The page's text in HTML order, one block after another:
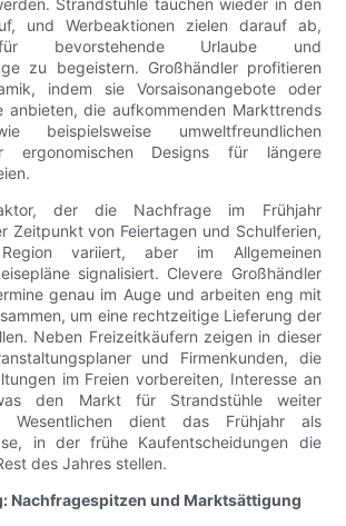
Strandstühle tauchen wieder in den
und Werbeaktionen zielen darauf ab,
bevorstehende Urlaube und
zu begeistern. Großhändler profitieren
indem sie Vorsaisonangebote oder
anbieten, die aufkommenden Markttrends
beispielsweise umweltfreundlichen
ergonomischen Designs für längere
der die Nachfrage im Frühjahr
Zeitpunkt von Feiertagen und Schulferien,
variiert, aber im Allgemeinen
signalisiert. Clevere Großhändler
genau im Auge und arbeiten eng mit
um eine rechtzeitige Lieferung der
Neben Freizeitkäufern zeigen in dieser
und Firmenkunden, die
im Freien vorbereiten, Interesse an
den Markt für Strandstühle weiter
Wesentlichen dient das Frühjahr als
in der frühe Kaufentscheidungen die
des Jahres stellen.
Nachfragespitzen und Marktsättigung